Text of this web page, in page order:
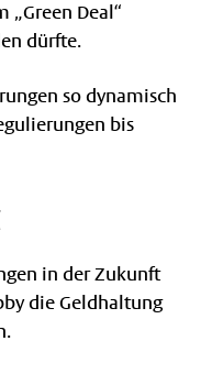
Deal“
dürfte.
so dynamisch
bis
in der Zukunft
die Geldhaltung